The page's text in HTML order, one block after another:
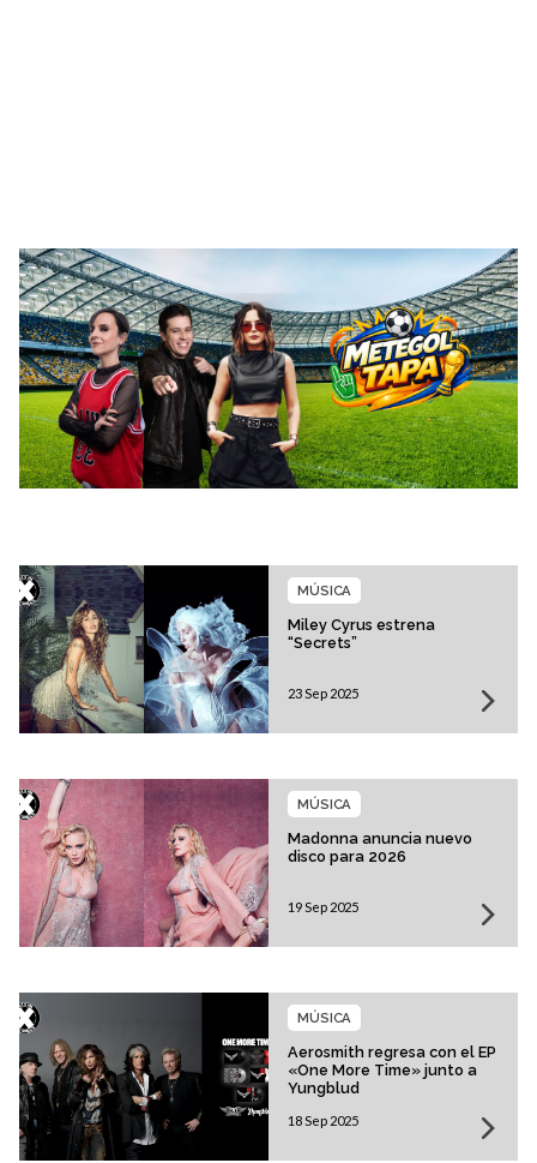
Miley Cyrus estrena
“Secrets”
MÚSICA
23 Sep 2025
Madonna anuncia nuevo
disco para 2026
MÚSICA
19 Sep 2025
Aerosmith regresa con el EP
«One More Time» junto a
Yungblud
MÚSICA
18 Sep 2025